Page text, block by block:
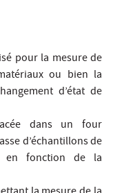
pour la mesure de
ou bien la
d’état de
dans un four
d’échantillons de
en fonction de la